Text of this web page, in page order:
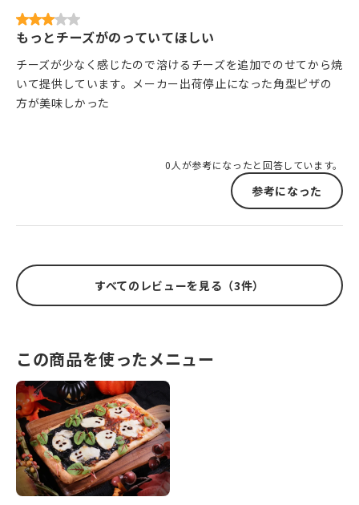
もっとチーズがのっていてほしい
チーズが少なく感じたので溶けるチーズを追加でのせてから焼
いて提供しています。メーカー出荷停止になった角型ピザの
方が美味しかった
0人が参考になったと回答しています。
参考になった
すべてのレビューを見る（3件）
この商品を使ったメニュー